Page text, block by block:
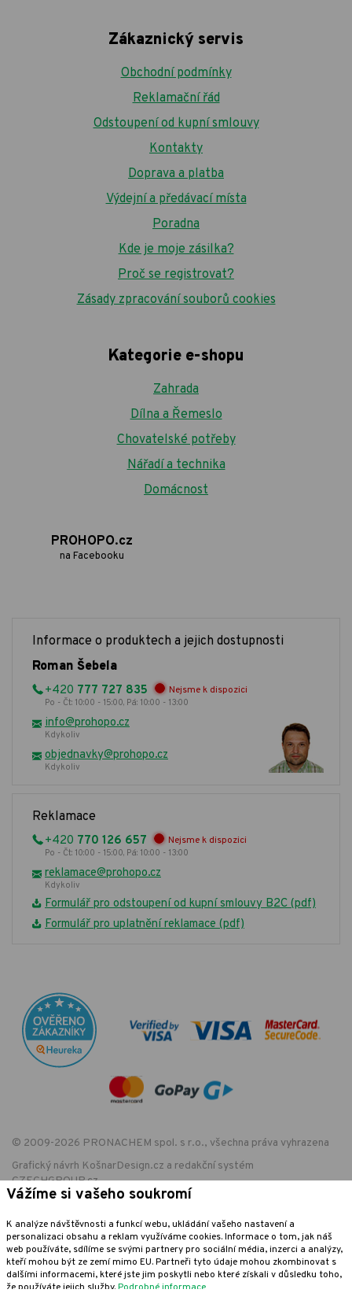
Zákaznický servis
Obchodní podmínky
Reklamační řád
Odstoupení od kupní smlouvy
Kontakty
Doprava a platba
Výdejní a předávací místa
Poradna
Kde je moje zásilka?
Proč se registrovat?
Zásady zpracování souborů cookies
Kategorie e-shopu
Zahrada
Dílna a Řemeslo
Chovatelské potřeby
Nářadí a technika
Domácnost
PROHOPO.cz
na Facebooku
Informace o produktech a jejich dostupnosti
Roman Šebela
+420 777 727 835 Nejsme k dispozici
Po - Čt: 10:00 - 15:00, Pá: 10:00 - 13:00
info@prohopo.cz
Kdykoliv
objednavky@prohopo.cz
Kdykoliv
Reklamace
+420 770 126 657 Nejsme k dispozici
Po - Čt: 10:00 - 15:00, Pá: 10:00 - 13:00
reklamace@prohopo.cz
Kdykoliv
Formulář pro odstoupení od kupní smlouvy B2C (pdf)
Formulář pro uplatnění reklamace (pdf)
© 2009-2026 PRONACHEM spol. s r.o., všechna práva vyhrazena
Grafický návrh KošnarDesign.cz a redakční systém
CZECHGROUP.cz
EET - označení provozovny:
Podle zákona o evidenci tržeb je prodávající povinen vystavit kupujícímu
účtenku. Zároveň je povinen zaevidovat přijatou tržbu u správce daně
online; v případě technického výpadku pak nejpozději do 48 hodin.
Vážíme si vašeho soukromí
K analýze návštěvnosti a funkcí webu, ukládání vašeho nastavení a
personalizaci obsahu a reklam využíváme cookies. Informace o tom, jak náš
web používáte, sdílíme se svými partnery pro sociální média, inzerci a analýzy,
kteří mohou být ze zemí mimo EU. Partneři tyto údaje mohou zkombinovat s
dalšími informacemi, které jste jim poskytli nebo které získali v důsledku toho,
že používáte jejich služby.Podrobné informace